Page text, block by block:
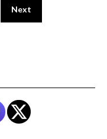
Next